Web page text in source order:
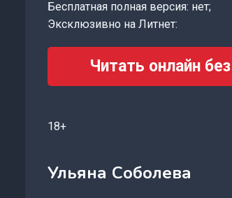
Бесплатная полная версия: нет;
Эксклюзивно на Литнет:
Читать онлайн
18+
Ульяна Соболева